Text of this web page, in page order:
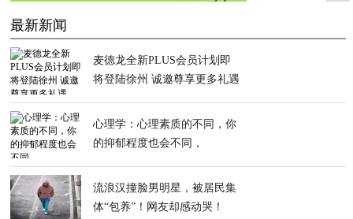
最新新闻
麦德龙全新PLUS会员计划即
将登陆徐州 诚邀尊享更多礼遇
心理学：心理素质的不同，你
的抑郁程度也会不同，
流浪汉撞脸男明星，被居民集
体“包养”！网友却感动哭！